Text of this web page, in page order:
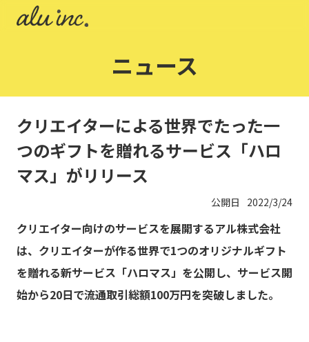
ニュース
クリエイターによる世界でたった一
つのギフトを贈れるサービス「ハロ
マス」がリリース
公開日 2022/3/24
クリエイター向けのサービスを展開するアル株式会社
は、クリエイターが作る世界で1つのオリジナルギフト
を贈れる新サービス「ハロマス」を公開し、サービス開
始から20日で流通取引総額100万円を突破しました。